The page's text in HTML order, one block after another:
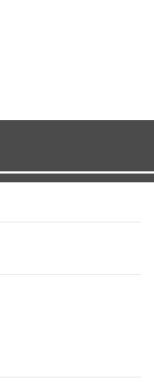
て仕入れた
ひご堪能くださ
理を35種以上
にご提供いた